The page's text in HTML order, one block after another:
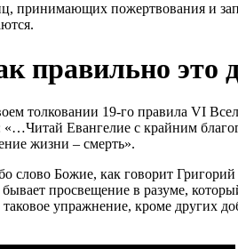
пожертвования и
правильно это
толковании 19-го правила VI
…Читай Евангелие с крайним
жизни – смерть .
слово Божие, как говорит
просвещение в разуме,
упражнение, кроме других